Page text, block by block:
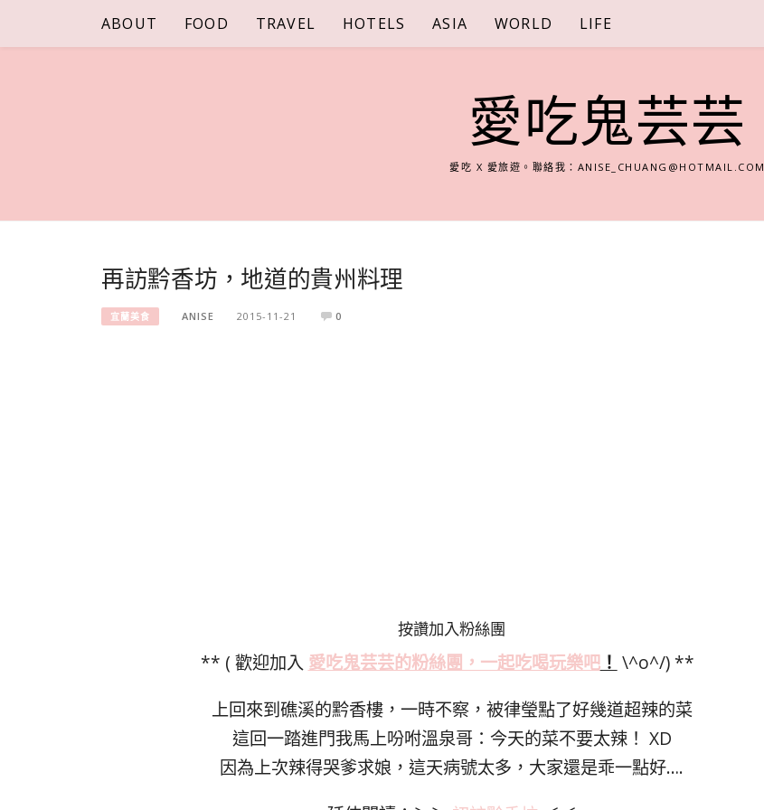
content
ABOUT FOOD TRAVEL HOTELS ASIA WORLD LIFE
愛吃鬼芸芸
愛吃 X 愛旅遊。聯絡我： ANISE_CHUANG@HOTMAIL.COM
再訪黔香坊，地道的貴州料理
宜蘭美食 ANISE 2015-11-21 0
按讚加入粉絲團
** ( 歡迎加入 愛吃鬼芸芸的粉絲團，一起吃喝玩樂吧！ \^o^/) **
上回來到礁溪的黔香樓，一時不察，被律瑩點了好幾道超辣的菜
這回一踏進門我馬上吩咐溫泉哥：今天的菜不要太辣！ XD
因為上次辣得哭爹求娘，這天病號太多，大家還是乖一點好….